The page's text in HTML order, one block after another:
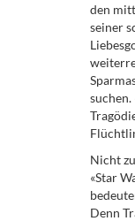
den
seiner
Nicht
«Star
Denn